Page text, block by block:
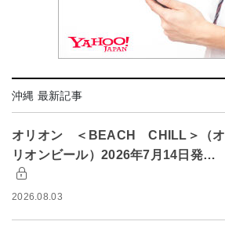
沖縄 最新記事
オリオン ＜BEACH CHILL＞（オ
リオンビール）2026年7月14日発…
2026.08.03